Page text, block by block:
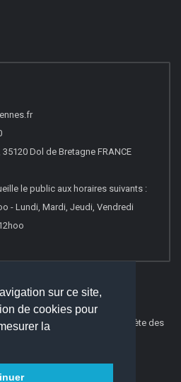
sur ce site,
de cookies pour
la
Dol de Bretagne FRANCE
le public aux horaires suivants :
- Lundi, Mardi, Jeudi, Vendredi
Mentions Légales
Liste Complète des